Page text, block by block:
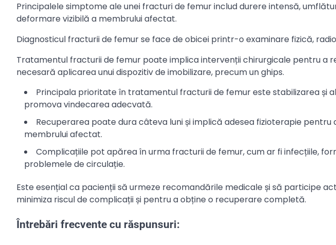
Principalele simptome ale unei fracturi de femur includ durere intensă,
deformare vizibilă a membrului afectat.
Diagnosticul fracturii de femur se face de obicei printr-o examinare fizică,
Tratamentul fracturii de femur poate implica intervenții chirurgicale pentru a
necesară aplicarea unui dispozitiv de imobilizare, precum un ghips.
Principala prioritate în tratamentul fracturii de femur este stabilizarea și
promova vindecarea adecvată.
Recuperarea poate dura câteva luni și implică adesea fizioterapie
membrului afectat.
Complicațiile pot apărea în urma fracturii de femur, cum ar fi infecțiile,
problemele de circulație.
Este esențial ca pacienții să urmeze recomandările medicale și să participe
minimiza riscul de complicații și pentru a obține o recuperare completă.
Întrebări frecvente cu răspunsuri: